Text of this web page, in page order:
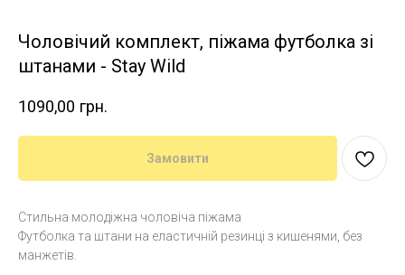
Чоловічий комплект, піжама футболка зі
штанами - Stay Wild
1090,00 грн.
Замовити
Стильна молодіжна чоловіча піжама
Футболка та штани на еластичній резинці з кишенями, без
манжетів.